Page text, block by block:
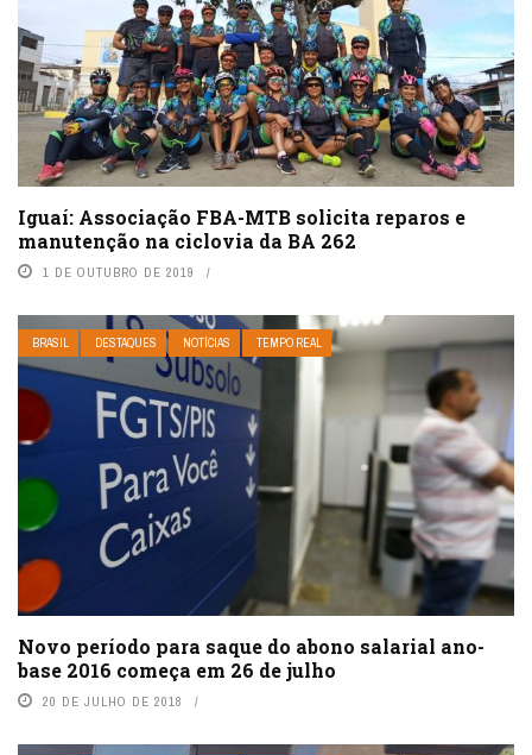
Iguaí: Associação FBA-MTB solicita reparos e
manutenção na ciclovia da BA 262
1 DE OUTUBRO DE 2019
BRASIL DESTAQUES NOTÍCIAS TEMPO REAL
Novo período para saque do abono salarial ano-
base 2016 começa em 26 de julho
20 DE JULHO DE 2018